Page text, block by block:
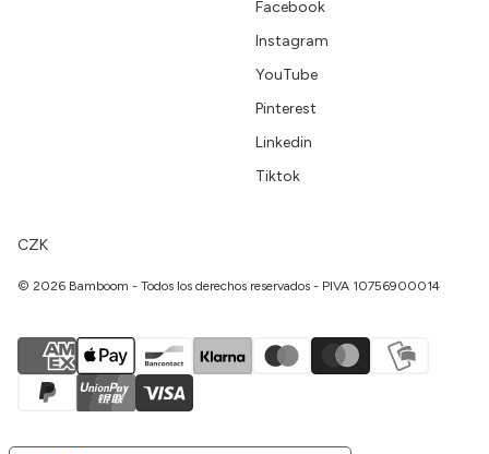
Facebook
Instagram
YouTube
Pinterest
Linkedin
Tiktok
CZK
© 2026 Bamboom - Todos los derechos reservados - PIVA 10756900014